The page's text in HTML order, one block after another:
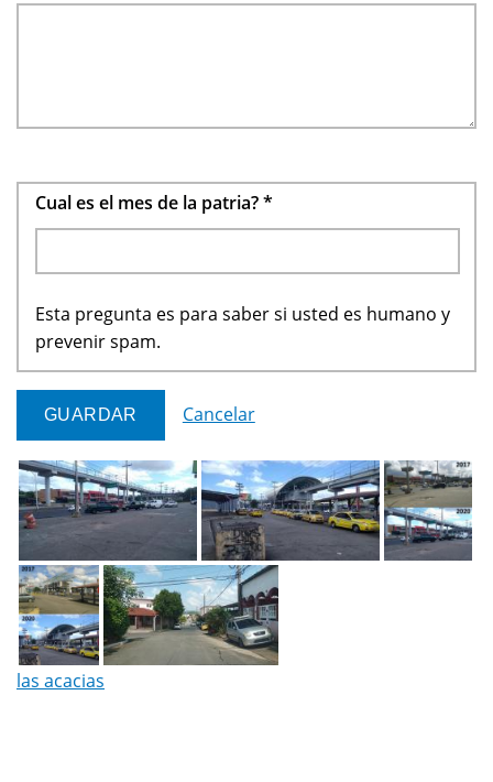
Cual es el mes de la patria?*
Esta pregunta es para saber si usted es humano y
prevenir spam.
Cancelar
las acacias